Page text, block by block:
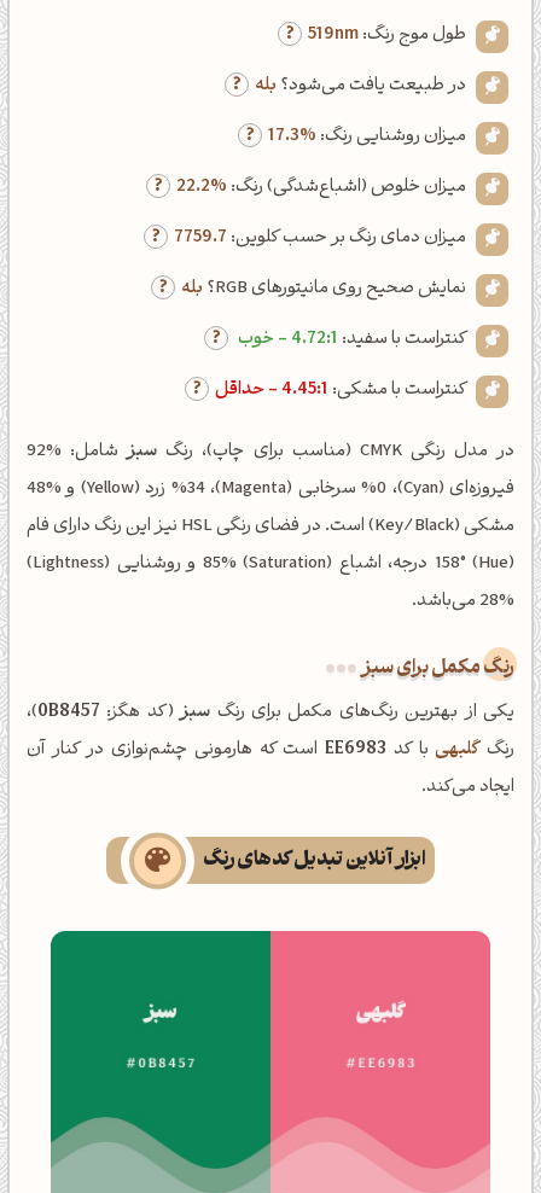
طول موج رنگ:519nm
در طبیعت یافت می‌شود؟ بله
میزان روشنایی رنگ: 17.3%
میزان خلوص (اشباع‌شدگی) رنگ: 22.2%
میزان دمای رنگ بر حسب کلوین: 7759.7
نمایش صحیح روی مانیتورهای RGB؟
بله
کنتراست با سفید: 4.72:1 - خوب
کنتراست با مشکی: 4.45:1 - حداقل
در مدل رنگی CMYK (مناسب برای چاپ)، رنگ سبز
شامل: %92
فیروزه‌ای (Cyan)، %0 سرخابی (Magenta)، %34 زرد (Yellow) و %48
مشکی (Key/Black) است. در فضای رنگی HSL نیز این رنگ دارای فام
(Hue) 158° درجه، اشباع (Saturation) 85% و روشنایی (Lightness)
28% می‌باشد.
رنگ مکمل برای سبز
یکی از بهترین رنگ‌های مکمل برای رنگ سبز(کد هگز: 0B8457)،
رنگگلبهیبا کد EE6983است که هارمونی چشم‌نوازی در کنار آن
ایجاد می‌کند.
ابزار آنلاین تبدیل کدهای رنگ